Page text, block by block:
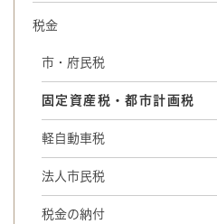
税金
市・府民税
固定資産税・都市計画税
軽自動車税
法人市民税
税金の納付